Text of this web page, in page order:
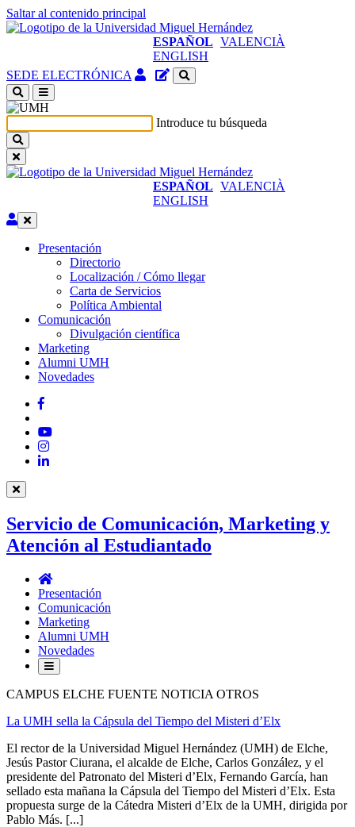
Saltar al contenido principal
ESPAÑOL VALENCIÀ
ENGLISH
SEDE ELECTRÓNICA Acceso
identificado
en
ventana
Gestor
del
sitio
Introduce tu búsqueda
ESPAÑOL VALENCIÀ
ENGLISH
Editar
Presentación
Presentación
Directorio
Localización / Cómo llegar
Carta de Servicios
Política Ambiental
Comunicación
Comunicación
Divulgación científica
Marketing
Alumni UMH
Novedades
Facebook
YouTube
Instagram
LinkedIn
Servicio de Comunicación, Marketing y
Atención al Estudiantado
Servicio
de
Comunicación,
Marketing
y
Atención
al
Estudiantado
Presentación
Comunicación
Marketing
Alumni UMH
Novedades
CAMPUS ELCHE FUENTE NOTICIA OTROS
La UMH sella la Cápsula del Tiempo del Misteri d’Elx
El rector de la Universidad Miguel Hernández (UMH) de Elche,
Jesús Pastor Ciurana, el alcalde de Elche, Carlos González, y el
presidente del Patronato del Misteri d’Elx, Fernando García, han
sellado esta mañana la Cápsula del Tiempo del Misteri d’Elx. Esta
propuesta surge de la Cátedra Misteri d’Elx de la UMH, dirigida por
Pablo Más. [...]